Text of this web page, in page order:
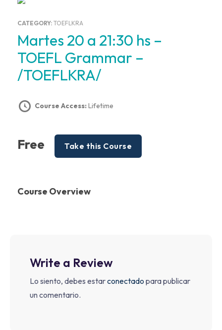
CATEGORY: TOEFLKRA
Martes 20 a 21:30 hs –
TOEFL Grammar –
/TOEFLKRA/
Course Access: Lifetime
Free Take this Course
Course Overview
Write a Review
Lo siento, debes estarconectado para publicar
un comentario.